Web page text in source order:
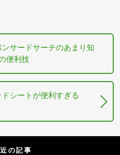
サードサーチのあまり知
便利技
シートが便利すぎる
の記事